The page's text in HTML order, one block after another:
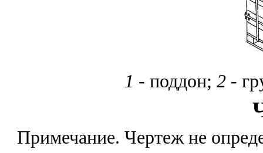
1 - поддон; 2 -
Примечание. Чертеж не